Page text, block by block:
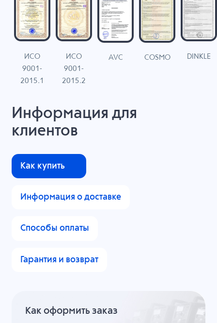
ИСО
9001-
2015.1
ИСО
9001-
2015.2
AVC COSMO DINKLE
Информация для
клиентов
Как купить
Информация о доставке
Способы оплаты
Гарантия и возврат
Как оформить заказ